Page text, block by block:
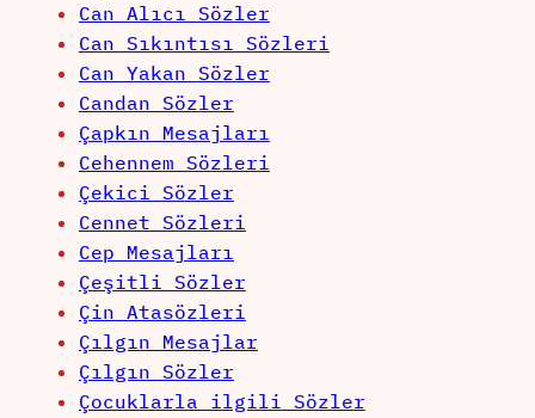
Can Alıcı Sözler
Can Sıkıntısı Sözleri
Can Yakan Sözler
Candan Sözler
Çapkın Mesajları
Cehennem Sözleri
Çekici Sözler
Cennet Sözleri
Cep Mesajları
Çeşitli Sözler
Çin Atasözleri
Çılgın Mesajlar
Çılgın Sözler
Çocuklarla ilgili Sözler